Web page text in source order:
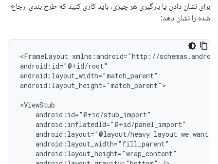
برای نشان دادن یا بارگیری هر چیزی، باید کاری کنید که طرح بندی ارجاع
شده را نشان دهد:
<FrameLayout xmlns:android="http://
android:id="@+id/root"
android:layout_width="match_parent"
android:layout_height="match_parent">